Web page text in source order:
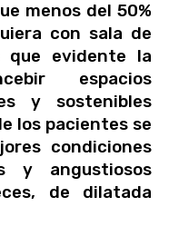
menos del 50%
con sala de
que evidente la
espacios
y sostenibles
los pacientes se
condiciones
y angustiosos
de dilatada